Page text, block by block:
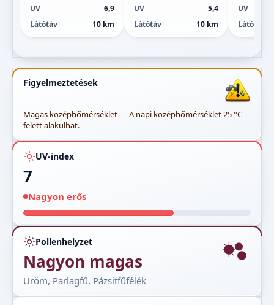
UV
6,9
Látótáv
10 km
UV
5,4
Látótáv
10 km
UV
Látótáv
Figyelmeztetések
Magas középhőmérséklet — A napi középhőmérséklet 25 °C
felett alakulhat.
UV-index
7
Nagyon erős
Pollenhelyzet
Nagyon magas
Üröm, Parlagfű, Pázsitfűfélék